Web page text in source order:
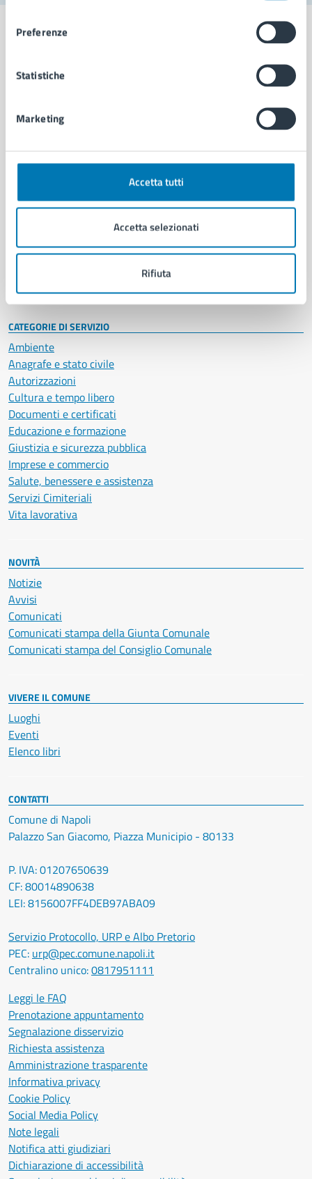
Preferenze
Statistiche
Marketing
Accetta tutti
Accetta selezionati
Rifiuta
Comune di Napoli
AMMINISTRAZIONE
Organi di governo
Enti e fondazioni
Personale amministrativo
Intranet, posta aziendale e protocollo
CATEGORIE DI SERVIZIO
Ambiente
Anagrafe e stato civile
Autorizzazioni
Cultura e tempo libero
Documenti e certificati
Educazione e formazione
Giustizia e sicurezza pubblica
Imprese e commercio
Salute, benessere e assistenza
Servizi Cimiteriali
Vita lavorativa
NOVITÀ
Notizie
Avvisi
Comunicati
Comunicati stampa della Giunta Comunale
Comunicati stampa del Consiglio Comunale
VIVERE IL COMUNE
Luoghi
Eventi
Elenco libri
CONTATTI
Comune di Napoli
Palazzo San Giacomo, Piazza Municipio - 80133
P. IVA: 01207650639
CF: 80014890638
LEI: 8156007FF4DEB97ABA09
Servizio Protocollo, URP e Albo Pretorio
PEC: urp@pec.comune.napoli.it
Centralino unico:0817951111
Leggi le FAQ
Prenotazione appuntamento
Segnalazione disservizio
Richiesta assistenza
Amministrazione trasparente
Informativa privacy
Cookie Policy
Social Media Policy
Note legali
Notifica atti giudiziari
Dichiarazione di accessibilità